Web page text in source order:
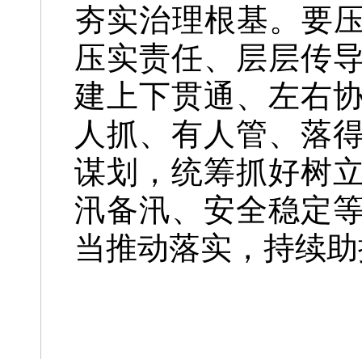
夯实治理根基。要
压实责任、层层传
建上下贯通、左右
人抓、有人管、落
谋划，统筹抓好树
汛备汛、安全稳定
当推动落实，持续